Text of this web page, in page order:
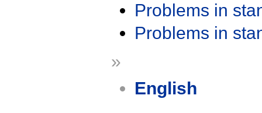
Problems in
Problems in
»
English